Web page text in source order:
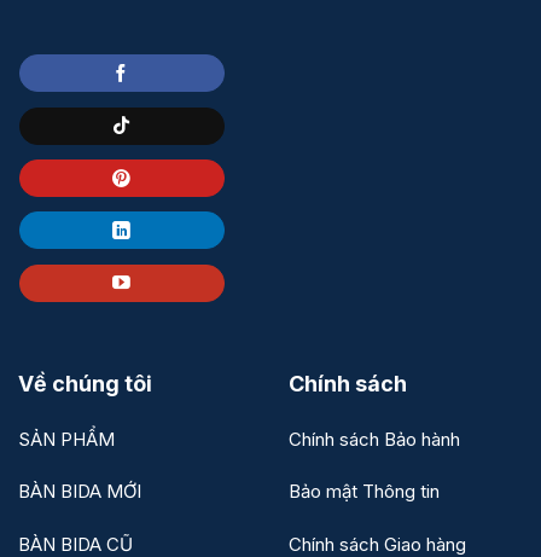
Về chúng tôi
SẢN PHẨM
BÀN BIDA MỚI
BÀN BIDA CŨ
Chính sách
Chính sách Bảo hành
Bảo mật Thông tin
Chính sách Giao hàng